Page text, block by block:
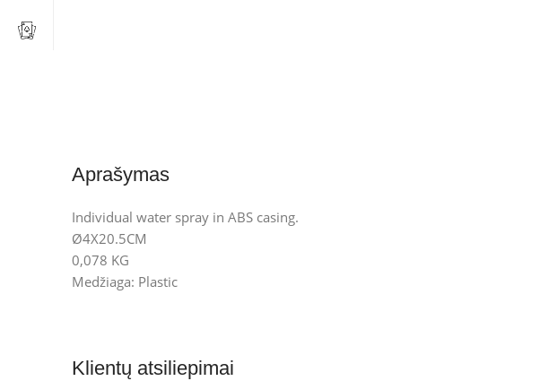
Aprašymas
Individual water spray in ABS casing.
Ø4X20.5CM
0,078 KG
Medžiaga: Plastic
Klientų atsiliepimai